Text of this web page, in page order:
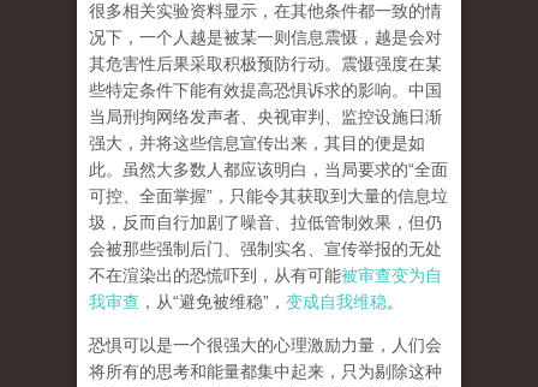
很多相关实验资料显示，在其他条件都一致的情
况下，一个人越是被某一则信息震慑，越是会对
其危害性后果采取积极预防行动。震慑强度在某
些特定条件下能有效提高恐惧诉求的影响。中国
当局刑拘网络发声者、央视审判、监控设施日渐
强大，并将这些信息宣传出来，其目的便是如
此。虽然大多数人都应该明白，当局要求的“全面
可控、全面掌握”，只能令其获取到大量的信息垃
圾，反而自行加剧了噪音、拉低管制效果，但仍
会被那些强制后门、强制实名、宣传举报的无处
不在渲染出的恐慌吓到，从有可能被审查变为自
我审查 ，从“避免被维稳”， 变成自我维稳。
恐惧可以是一个很强大的心理激励力量，人们会
将所有的思考和能量都集中起来，只为剔除这种